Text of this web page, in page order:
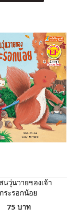
นวุ่นวายของเจ้า
กระรอกน้อย
75 บาท